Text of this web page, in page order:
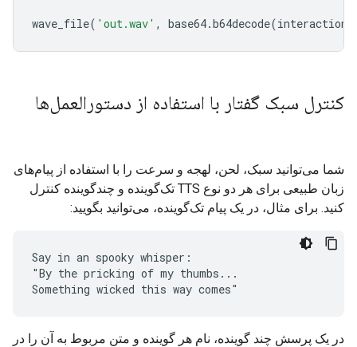
wave_file( 'out.wav' , base64.b64decode(interaction
کنترل سبک گفتار با استفاده از دستورالعمل‌ها
شما می‌توانید سبک، لحن، لهجه و سرعت را با استفاده از پیام‌های
زبان طبیعی برای هر دو نوع TTS تک‌گوینده و چندگوینده کنترل
کنید. برای مثال، در یک پیام تک‌گوینده، می‌توانید بگویید:
Say in an spooky whisper:
"By the pricking of my thumbs...
در یک پرسش چند گوینده، نام هر گوینده و متن مربوط به آن را در